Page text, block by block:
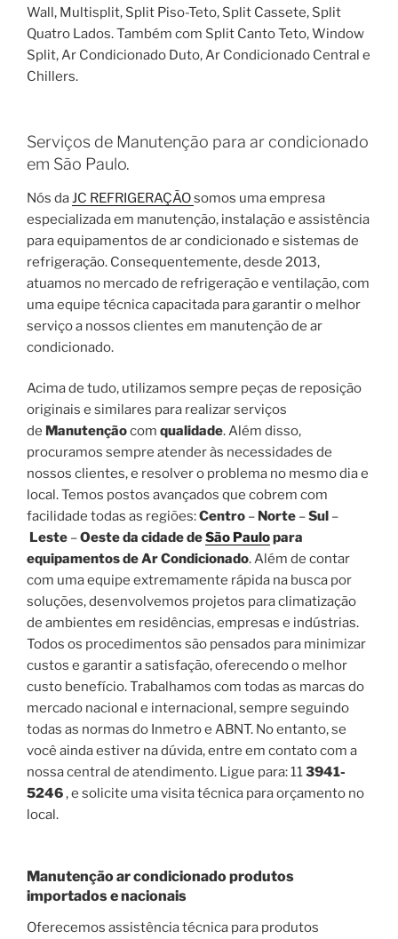
Wall, Multisplit, Split Piso-Teto, Split Cassete, Split
Quatro Lados. Também com Split Canto Teto, Window
Split, Ar Condicionado Duto, Ar Condicionado Central e
Chillers.
Serviços de Manutenção para ar condicionado
em São Paulo.
Nós daJC REFRIGERAÇÃOsomos uma empresa
especializada em manutenção, instalação e assistência
para equipamentos de ar condicionado e sistemas de
refrigeração. Consequentemente, desde 2013,
atuamos no mercado de refrigeração e ventilação, com
uma equipe técnica capacitada para garantir o melhor
serviço a nossos clientes em manutenção de ar
condicionado.
Acima de tudo, utilizamos sempre peças de reposição
originais e similares para realizar serviços
de Manutençãocom qualidade. Além disso,
procuramos sempre atender às necessidades de
nossos clientes, e resolver o problema no mesmo dia e
local. Temos postos avançados que cobrem com
facilidade todas as regiões:Centro – Norte –Sul –
Leste –Oeste da cidade deSão Paulopara
equipamentos de Ar Condicionado. Além de contar
com uma equipe extremamente rápida na busca por
soluções, desenvolvemos projetos para climatização
de ambientes em residências, empresas e indústrias.
Todos os procedimentos são pensados para minimizar
custos e garantir a satisfação, oferecendo o melhor
custo benefício. Trabalhamos com todas as marcas do
mercado nacional e internacional, sempre seguindo
todas as normas do Inmetro e ABNT. No entanto, se
você ainda estiver na dúvida, entre em contato com a
nossa central de atendimento. Ligue para: 113941-
5246, e solicite uma visita técnica para orçamento no
local.
Manutenção ar condicionado produtos
importados e nacionais
Oferecemos assistência técnica para produtos